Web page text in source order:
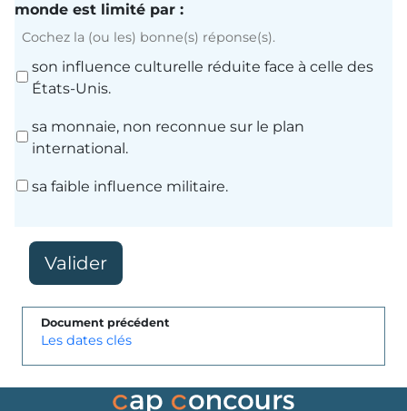
monde est limité par :
Cochez la (ou les) bonne(s) réponse(s).
son influence culturelle réduite face à celle des
États-Unis.
sa monnaie, non reconnue sur le plan
international.
sa faible influence militaire.
Document précédent
Les dates clés